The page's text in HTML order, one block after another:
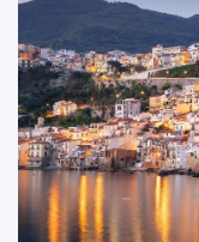
S
c
i
l
l
a
:
O
d
i
ę
t
e
g
o
P
i
o